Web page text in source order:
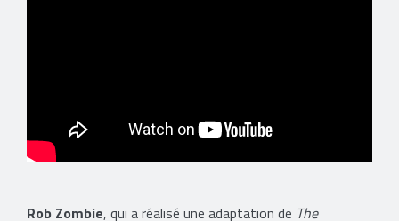
Rob Zombie, qui a réalisé une adaptation de The